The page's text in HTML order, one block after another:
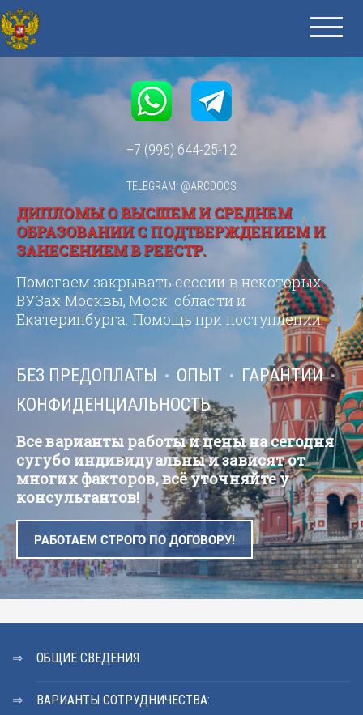
+7 (996) 644-25-12
TELEGRAM: @ARCDOCS
ДИПЛОМЫ О ВЫСШЕМ И СРЕДНЕМ
ОБРАЗОВАНИИ С ПОДТВЕРЖДЕНИЕМ И
ЗАНЕСЕНИЕМ В РЕЕСТР.
Помогаем закрывать сессии в некоторых
ВУЗах Москвы, Моск. области и
Екатеринбурга. Помощь при поступлении.
БЕЗ ПРЕДОПЛАТЫ ОПЫТ
ГАРАНТИИ
КОНФИДЕНЦИАЛЬНОСТЬ
Все варианты работы и цены на сегодня
сугубо индивидуальны и зависят от
многих факторов, всё уточняйте у
консультантов!
РАБОТАЕМ СТРОГО ПО ДОГОВОРУ!
ОБЩИЕ СВЕДЕНИЯ
ВАРИАНТЫ СОТРУДНИЧЕСТВА: